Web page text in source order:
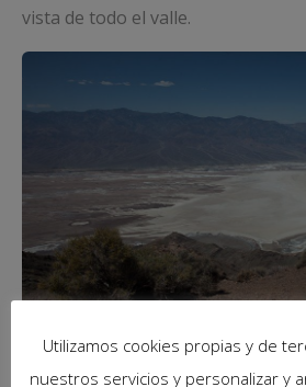
vista de todo el valle.
Utilizamos cookies propias y de
nuestros servicios y personalizar y